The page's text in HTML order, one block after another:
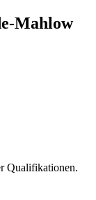
Mahlow
Qualifikationen.